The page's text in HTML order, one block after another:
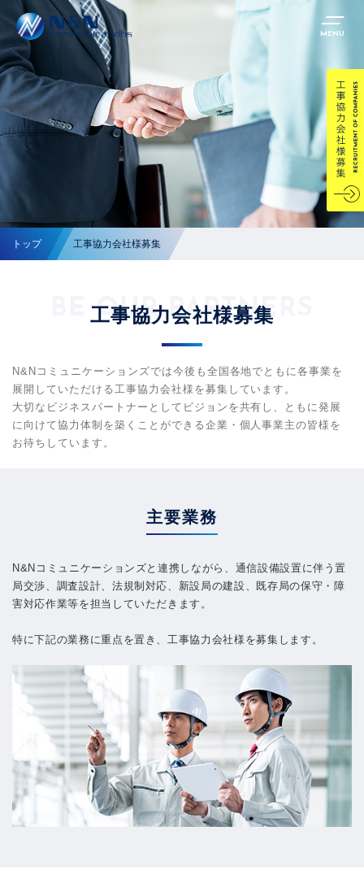
MENU
トップ 工事協力会社様募集
BE OUR PARTNERS
工事協力会社様募集
N&Nコミュニケーションズでは今後も全国各地でともに各事業を
展開していただける工事協力会社様を募集しています。
大切なビジネスパートナーとしてビジョンを共有し、ともに発展
に向けて協力体制を築くことができる企業・個人事業主の皆様を
お待ちしています。
主要業務
N&Nコミュニケーションズと連携しながら、通信設備設置に伴う置
局交渉、調査設計、法規制対応、新設局の建設、既存局の保守・障
害対応作業等を担当していただきます。
特に下記の業務に重点を置き、工事協力会社様を募集します。